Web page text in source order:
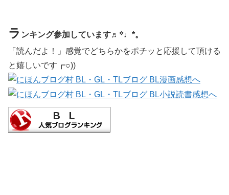
ラ ンキング参加しています♬꙳♩*。
「読んだよ！」感覚でどちらかをポチッと応援して頂ける
と嬉しいです┏○))